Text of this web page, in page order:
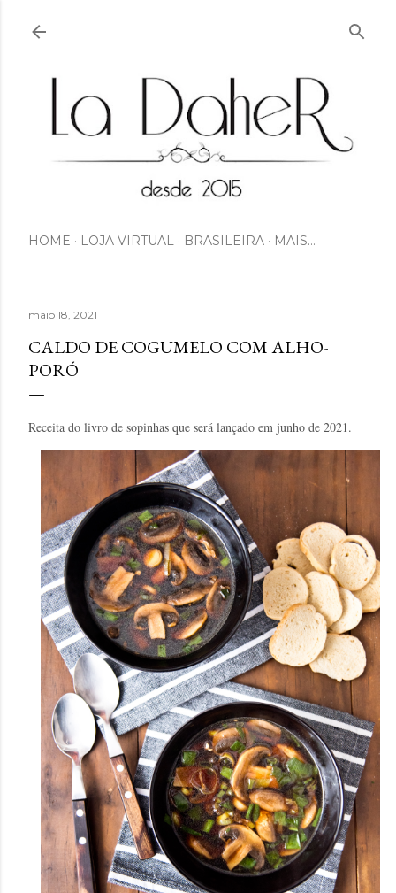
HOME LOJA VIRTUAL BRASILEIRA MAIS…
maio 18, 2021
CALDO DE COGUMELO COM ALHO-
PORÓ
Receita do livro de sopinhas que será lançado em junho de 2021.